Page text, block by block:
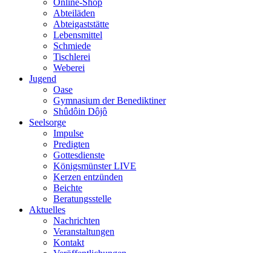
Online-Shop
Abteiläden
Abteigaststätte
Lebensmittel
Schmiede
Tischlerei
Weberei
Jugend
Oase
Gymnasium der Benediktiner
Shûdôin Dôjô
Seelsorge
Impulse
Predigten
Gottesdienste
Königsmünster LIVE
Kerzen entzünden
Beichte
Beratungsstelle
Aktuelles
Nachrichten
Veranstaltungen
Kontakt